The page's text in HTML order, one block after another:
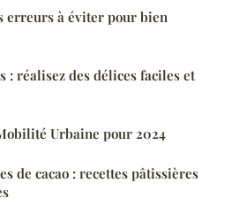
erreurs à éviter pour bien
: réalisez des délices faciles et
Urbaine pour 2024
de cacao : recettes pâtissières